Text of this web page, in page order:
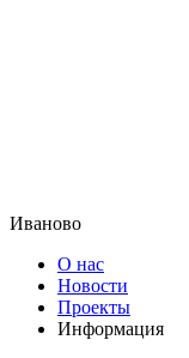
Иваново
О нас
Новости
Проекты
Информация